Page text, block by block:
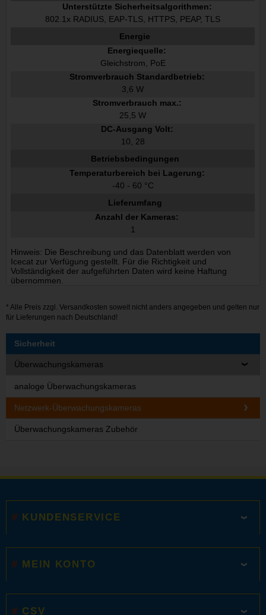
Unterstützte Sicherheitsalgorithmen:
802.1x RADIUS, EAP-TLS, HTTPS, PEAP, TLS
Energie
Energiequelle:
Gleichstrom, PoE
Stromverbrauch Standardbetrieb:
3,6 W
Stromverbrauch max.:
25,5 W
DC-Ausgang Volt:
10, 28
Betriebsbedingungen
Temperaturbereich bei Lagerung:
-40 - 60 °C
Lieferumfang
Anzahl der Kameras:
1
Hinweis: Die Beschreibung und das Datenblatt werden von
Icecat zur Verfügung gestellt. Für die Richtigkeit und
Vollständigkeit der aufgeführten Daten wird keine Haftung
übernommen.
* Alle Preis zzgl. Versandkosten soweit nicht anders angegeben und gelten nur
für Lieferungen nach Deutschland!
Sicherheit
Überwachungskameras
analoge Überwachungskameras
Netzwerk-Überwachungskameras
Überwachungskameras Zubehör
KUNDENSERVICE
MEIN KONTO
CSV